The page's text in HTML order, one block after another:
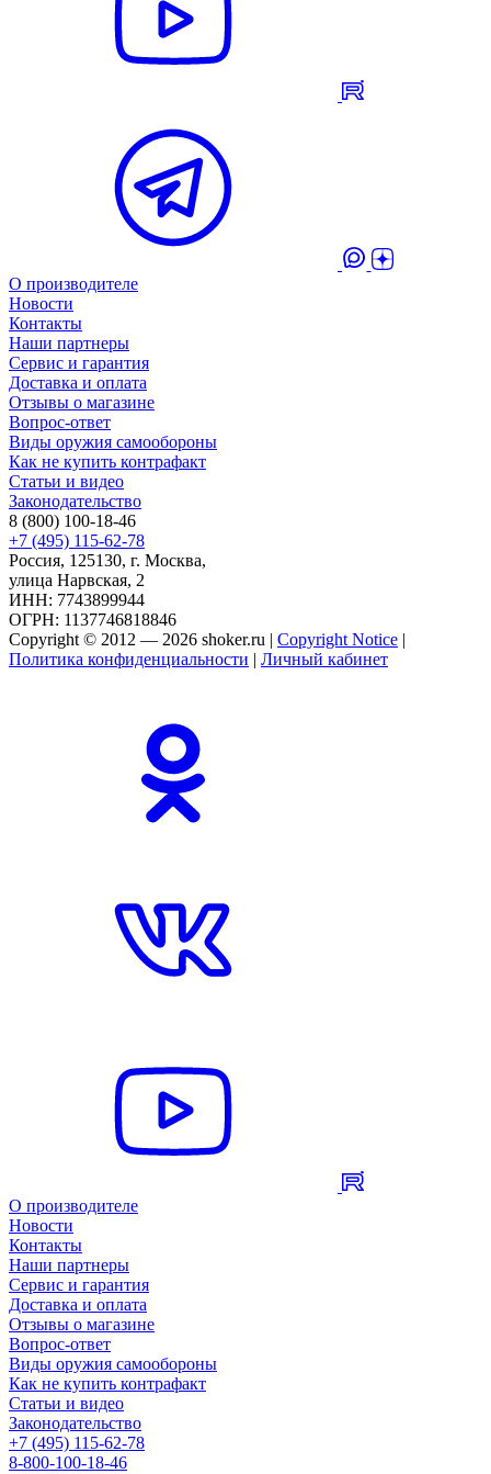
О производителе
Новости
Контакты
Наши партнеры
Сервис и гарантия
Доставка и оплата
Отзывы о магазине
Вопрос-ответ
Виды оружия самообороны
Как не купить контрафакт
Статьи и видео
Законодательство
8 (800) 100-18-46
+7 (495) 115-62-78
Россия, 125130, г. Москва,
улица Нарвская, 2
ИНН: 7743899944
ОГРН: 1137746818846
Copyright © 2012 — 2026 shoker.ru | Copyright Notice |
Политика конфиденциальности | Личный кабинет
О производителе
Новости
Контакты
Наши партнеры
Сервис и гарантия
Доставка и оплата
Отзывы о магазине
Вопрос-ответ
Виды оружия самообороны
Как не купить контрафакт
Статьи и видео
Законодательство
+7 (495) 115-62-78
8-800-100-18-46